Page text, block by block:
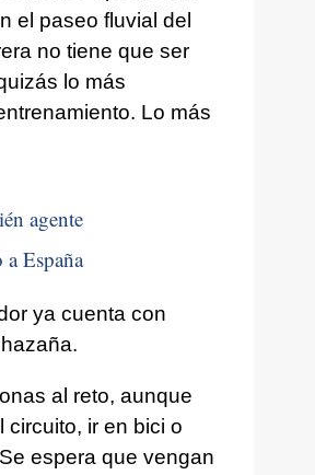
el paseo fluvial del
no tiene que ser
lo más
Lo más
agente
España
ya cuenta con
al reto, aunque
ir en bici o
espera que vengan